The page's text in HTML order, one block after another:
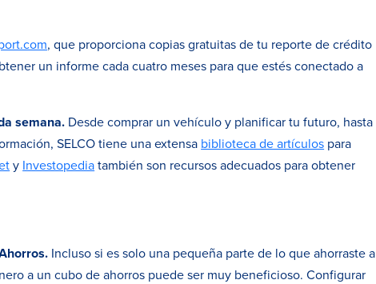
, que proporciona copias gratuitas de tu reporte de crédito
un informe cada cuatro meses para que estés conectado a
semana. Desde comprar un vehículo y planificar tu futuro, hasta
SELCO tiene una extensa biblioteca de artículos para
y Investopediatambién son recursos adecuados para obtener
Incluso si es solo una pequeña parte de lo que ahorraste a
a un cubo de ahorros puede ser muy beneficioso. Configurar